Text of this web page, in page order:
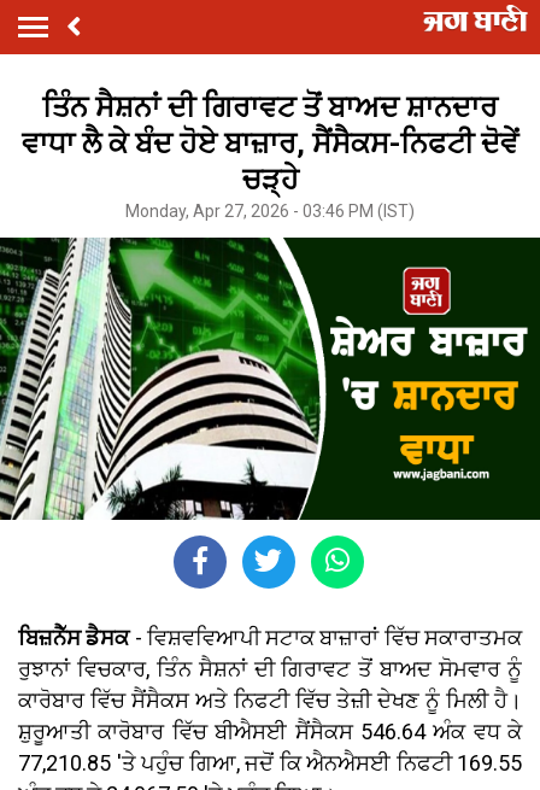
ਤਿੰਨ ਸੈਸ਼ਨਾਂ ਦੀ ਗਿਰਾਵਟ ਤੋਂ ਬਾਅਦ ਸ਼ਾਨਦਾਰ
ਵਾਧਾ ਲੈ ਕੇ ਬੰਦ ਹੋਏ ਬਾਜ਼ਾਰ, ਸੈਂਸੈਕਸ-ਨਿਫਟੀ ਦੋਵੇਂ
ਚੜ੍ਹੇ
Monday, Apr 27, 2026 - 03:46 PM (IST)
ਬਿਜ਼ਨੈੱਸ ਡੈਸਕ- ਵਿਸ਼ਵਵਿਆਪੀ ਸਟਾਕ ਬਾਜ਼ਾਰਾਂ ਵਿੱਚ ਸਕਾਰਾਤਮਕ
ਰੁਝਾਨਾਂ ਵਿਚਕਾਰ, ਤਿੰਨ ਸੈਸ਼ਨਾਂ ਦੀ ਗਿਰਾਵਟ ਤੋਂ ਬਾਅਦ ਸੋਮਵਾਰ ਨੂੰ
ਕਾਰੋਬਾਰ ਵਿੱਚ ਸੈਂਸੈਕਸ ਅਤੇ ਨਿਫਟੀ ਵਿੱਚ ਤੇਜ਼ੀ ਦੇਖਣ ਨੂੰ ਮਿਲੀ ਹੈ।
ਸ਼ੁਰੂਆਤੀ ਕਾਰੋਬਾਰ ਵਿੱਚ ਬੀਐਸਈ ਸੈਂਸੈਕਸ 546.64 ਅੰਕ ਵਧ ਕੇ
77,210.85 'ਤੇ ਪਹੁੰਚ ਗਿਆ, ਜਦੋਂ ਕਿ ਐਨਐਸਈ ਨਿਫਟੀ 169.55